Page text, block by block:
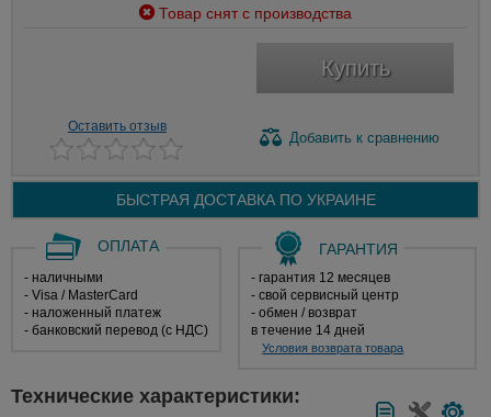
Товар снят с производства
Купить
Оставить отзыв
Добавить к сравнению
БЫСТРАЯ ДОСТАВКА ПО УКРАИНЕ
ОПЛАТА
- наличными
- Visa / MasterCard
- наложенный платеж
- банковский перевод (с НДС)
ГАРАНТИЯ
- гарантия 12 месяцев
- свой сервисный центр
- обмен / возврат
в течение 14 дней
Условия возврата товара
Технические характеристики: